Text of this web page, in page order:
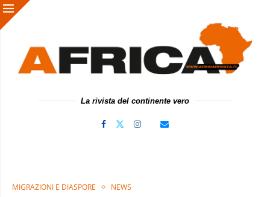
La rivista del continente vero
MIGRAZIONI E DIASPORE NEWS